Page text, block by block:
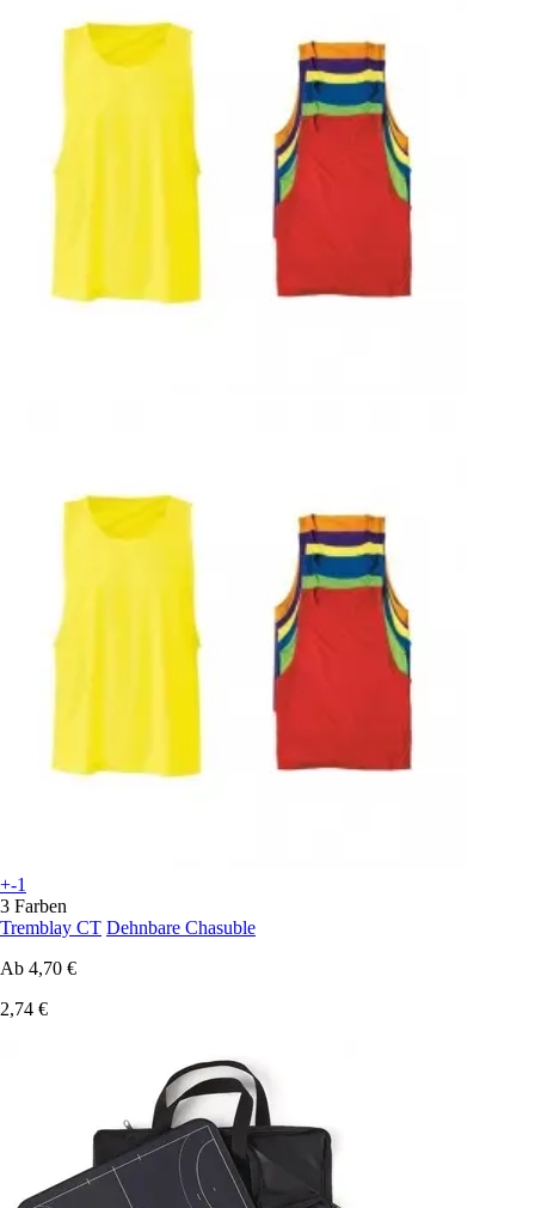
+-1
3 Farben
Tremblay CT Dehnbare Chasuble
Ab 4,70 €
2,74 €